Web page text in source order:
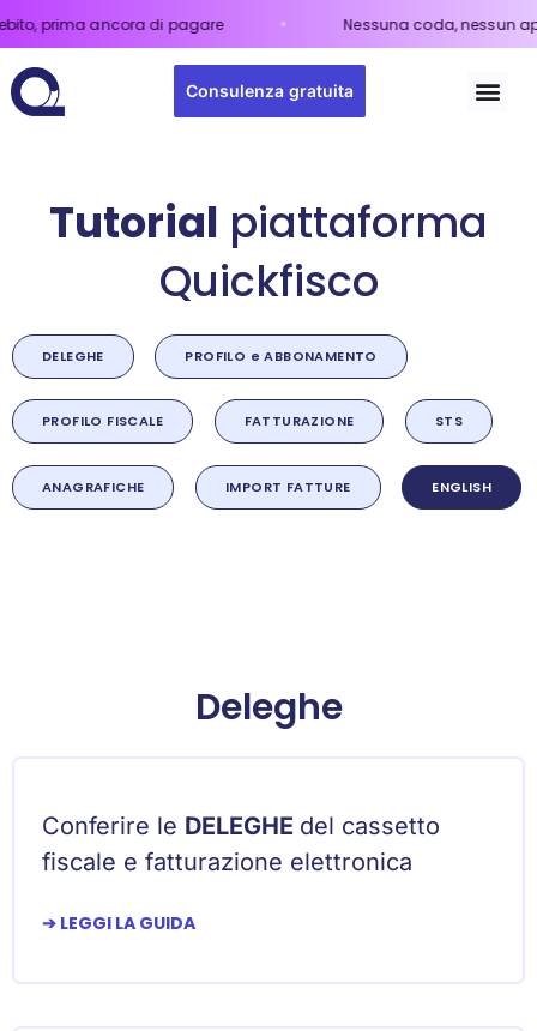
ancora di pagare Nessuna coda, nessun
Consulenza gratuita
Tutorial piattaforma
Quickfisco
DELEGHE PROFILO e ABBONAMENTO
PROFILO FISCALE FATTURAZIONE STS
ANAGRAFICHE IMPORT FATTURE ENGLISH
Deleghe
Conferire le DELEGHE del cassetto
fiscale e fatturazione elettronica
➔ LEGGI LA GUIDA